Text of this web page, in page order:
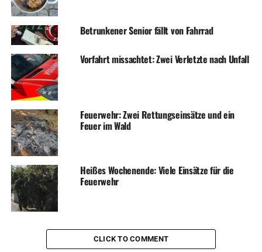
Betrunkener Senior fällt von Fahrrad
Vorfahrt missachtet: Zwei Verletzte nach Unfall
Feuerwehr: Zwei Rettungseinsätze und ein
Feuer im Wald
Heißes Wochenende: Viele Einsätze für die
Feuerwehr
CLICK TO COMMENT